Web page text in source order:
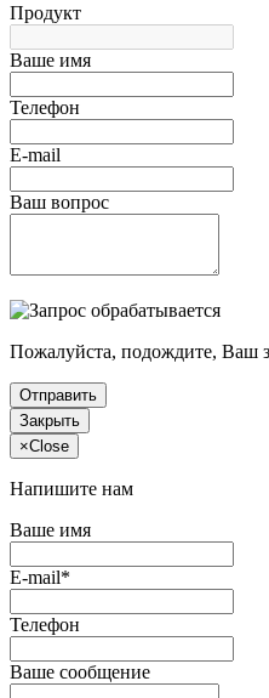
Продукт
Ваше имя
Телефон
E-mail
Ваш вопрос
Пожалуйста, подождите, Ваш
Отправить
Закрыть
×Close
Напишите нам
Ваше имя
E-mail*
Телефон
Ваше сообщение